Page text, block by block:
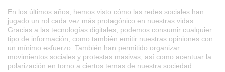
En los últimos años, hemos visto cómo las redes sociales han
jugado un rol cada vez más protagónico en nuestras vidas.
Gracias a las tecnologías digitales, podemos consumir cualquier
tipo de información, como también emitir nuestras opiniones con
un mínimo esfuerzo. También han permitido organizar
movimientos sociales y protestas masivas, así como acentuar la
polarización en torno a ciertos temas de nuestra sociedad.